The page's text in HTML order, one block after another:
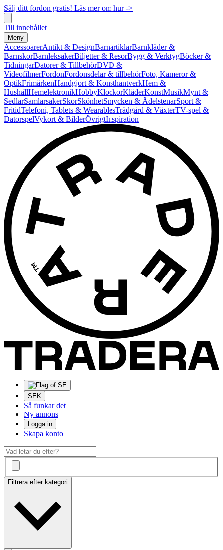
Sälj ditt fordon gratis! Läs mer om hur ->
Till innehållet
Meny
AccessoarerAntikt & DesignBarnartiklarBarnkläder &
BarnskorBarnleksakerBiljetter & ResorBygg & VerktygBöcker &
TidningarDatorer & TillbehörDVD &
VideofilmerFordonFordonsdelar & tillbehörFoto, Kameror &
OptikFrimärkenHandgjort & KonsthantverkHem &
HushållHemelektronikHobbyKlockorKläderKonstMusikMynt &
SedlarSamlarsakerSkorSkönhetSmycken & ÄdelstenarSport &
FritidTelefoni, Tablets & WearablesTrädgård & VäxterTV-spel &
DatorspelVykort & BilderÖvrigtInspiration
SEK
Så funkar det
Ny annons
Logga in
Skapa konto
Filtrera efter kategori